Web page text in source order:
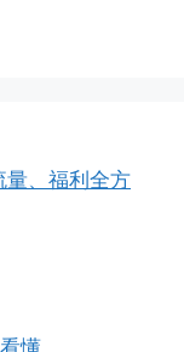
量、福利全方
懂